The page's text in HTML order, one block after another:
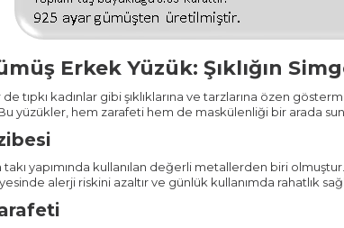
Erkek Yüzük: Şıklığın
tıpkı kadınlar gibi şıklıklarına ve tarzlarına özen
yüzükler, hem zarafeti hem de maskülenliği bir arada
yapımında kullanılan değerli metallerden biri
alerji riskini azaltır ve günlük kullanımda rahatlık